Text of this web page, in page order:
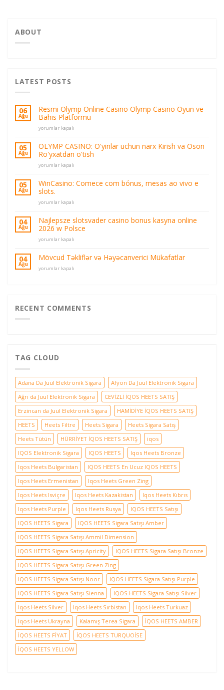
ABOUT
LATEST POSTS
06
Ağu
Resmi Olymp Online Casino Olymp Casino Oyun ve
Bahis Platformu
Resmi
Online
Casino
Olymp
Casino
ve
Bahis
Platformu
için
yorumlar kapalı
05
Ağu
OLYMP CASINO: O'yinlar uchun narx Kirish va Oson
Ro'yxatdan o'tish
OLYMP
O'yinlar
uchun
narx
Kirish
Oson
Ro'yxatdan
o'tish
için
yorumlar kapalı
05
Ağu
WinCasino: Comece com bónus, mesas ao vivo e
slots.
WinCasino:
com
bónus,
mesas
ao
e
slots.
için
yorumlar kapalı
04
Ağu
Najlepsze slotsvader casino bonus kasyna online
2026 w Polsce
Najlepsze
casino
bonus
kasyna
için
yorumlar kapalı
04
Ağu
Mövcud Təkliflər və Həyəcanverici Mükafatlar
Mövcud
için
yorumlar kapalı
RECENT COMMENTS
TAG CLOUD
Adana Da Juul Elektronik Sigara
Afyon Da Juul Elektronik Sigara
Ağrı da Juul Elektronik Sigara
CEVİZLİ İQOS HEETS SATIŞ
Erzincan da Juul Elektronik Sigara
HAMİDİYE İQOS HEETS SATIŞ
HEETS
Heets Filtre Heets Sigara
Heets Sigara Satış
Heets Tütün
HÜRRİYET İQOS HEETS SATIŞ
iqos
IQOS Elektronik Sigara
IQOS HEETS
Iqos Heets Bronze
Iqos Heets Bulgaristan
IQOS HEETS En Ucuz IQOS HEETS
Iqos Heets Ermenistan
Iqos Heets Green Zing
Iqos Heets Isviçre
Iqos Heets Kazakistan
Iqos Heets Kıbrıs
Iqos Heets Purple
Iqos Heets Rusya
IQOS HEETS Satışı
IQOS HEETS Sigara
IQOS HEETS Sigara Satışı Amber
IQOS HEETS Sigara Satışı Ammil Dimension
IQOS HEETS Sigara Satışı Apricity
IQOS HEETS Sigara Satışı Bronze
IQOS HEETS Sigara Satışı Green Zing
IQOS HEETS Sigara Satışı Noor
IQOS HEETS Sigara Satışı Purple
IQOS HEETS Sigara Satışı Sienna
IQOS HEETS Sigara Satışı Silver
Iqos Heets Silver
Iqos Heets Sırbistan
Iqos Heets Turkuaz
Iqos Heets Ukrayna
Kalamış Terea Sigara
İQOS HEETS AMBER
İQOS HEETS FİYAT
İQOS HEETS TURQUOİSE
İQOS HEETS YELLOW